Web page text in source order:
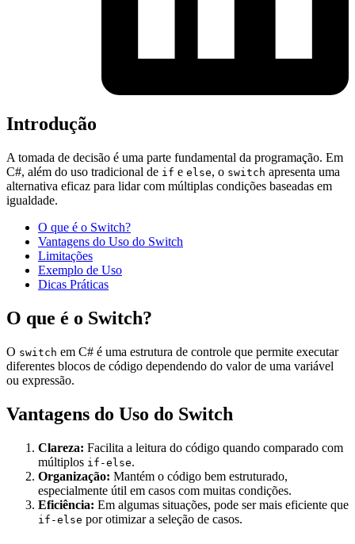
Introdução
A tomada de decisão é uma parte fundamental da programação. Em
C#, além do uso tradicional de if e else, o switch apresenta uma
alternativa eficaz para lidar com múltiplas condições baseadas em
igualdade.
O que é o Switch?
Vantagens do Uso do Switch
Limitações
Exemplo de Uso
Dicas Práticas
O que é o Switch?
O switch em C# é uma estrutura de controle que permite executar
diferentes blocos de código dependendo do valor de uma variável
ou expressão.
Vantagens do Uso do Switch
Clareza: Facilita a leitura do código quando comparado com
múltiplos if-else.
Organização: Mantém o código bem estruturado,
especialmente útil em casos com muitas condições.
Eficiência: Em algumas situações, pode ser mais eficiente que
if-else por otimizar a seleção de casos.